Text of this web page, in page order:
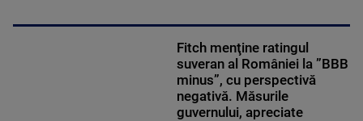
Fitch menţine ratingul
suveran al României la ”BBB
minus”, cu perspectivă
negativă. Măsurile
guvernului, apreciate